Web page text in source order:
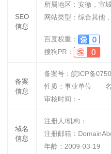
SEO
信息
所属地区：安徽，宣
网站类型：综合其他
百度权重：
搜狗PR：
备案
信息
备案号：皖ICP备
性质： 事业单位
审核时间： -
域名
信息
注册人/机构：
注册邮箱：
年龄：2009-03-19